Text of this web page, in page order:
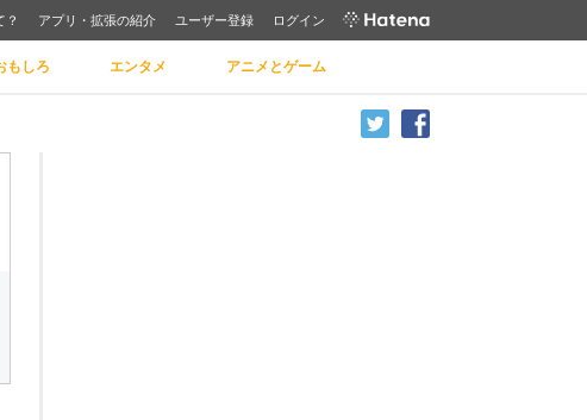
？ アプリ・拡張の紹介 ユーザー登録 ログイン
もしろ エンタメ アニメとゲーム